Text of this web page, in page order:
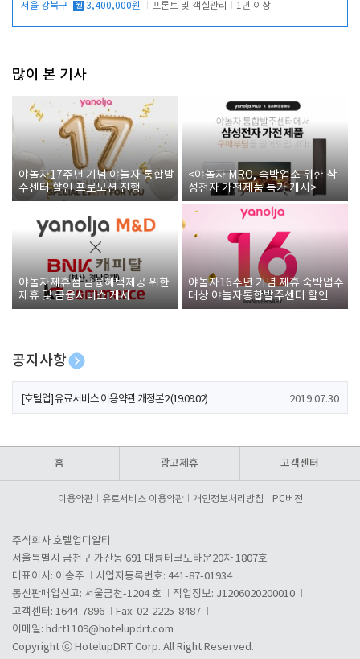
서울 강북구 월 3,400,000원 프론트 및 객실관리 1년 이상
많이 본 기사
야놀자17주년 기념 야놀자 통합발
주센터 할인 프로모션 진행
<야놀자 MRO, 숙박업소 위한 삼
성전자 가전제품 특가 개시>
야놀자제휴점 금융혜택제공 위한
제휴 및 금융서비스 게시
야놀자16주년 기념 제휴 숙박업주
대상 야놀자통합발주센터 할인쿠
폰 증정
공지사항
[호텔업] 개인정보 처리방침 개정본1 (19.09.02)
[호텔업] 유료서비스 이용약관 개정본2 (19.09.02) 2019.07.30
홈 광고제휴 고객센터
이용약관 유료서비스 이용약관 개인정보처리방침 PC버전
주식회사 호텔업디알티
서울특별시 금천구 가산동 691 대륭테크노타운20차 1807호
대표이사: 이송주
사업자등록번호: 441-87-01934
통신판매업신고: 서울금천-1204 호
직업정보: J1206020200010
고객센터: 1644-7896
Fax: 02-2225-8487
이메일: hdrt1109@hotelupdrt.com
Copyright ⓒ HotelupDRT Corp. All Right Reserved.